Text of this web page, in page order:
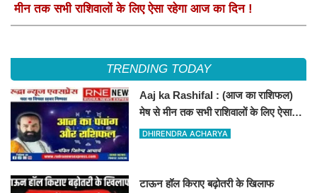
मीन तक सभी राशिवालों के लिए ऐसा रहेगा आज का दिन !
TRENDING TODAY
Aaj ka Rashifal : (आज का राशिफल)
मेष से मीन तक सभी राशिवालों के लिए ऐसा
रहेगा आज का दिन !
DHIRENDRA ACHARYA
टाऊन हॉल किराए बढ़ोतरी के खिलाफ